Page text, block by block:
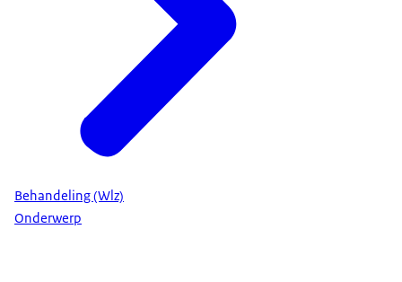
Behandeling (Wlz)
Onderwerp